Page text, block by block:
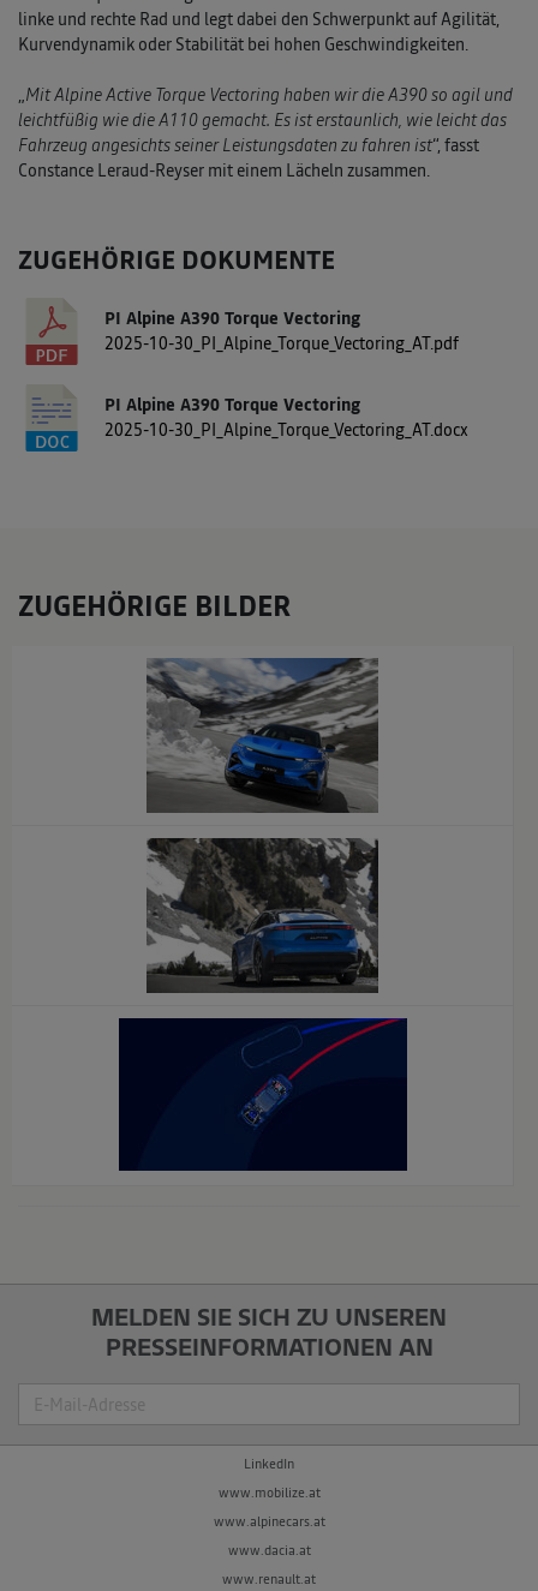
linke und rechte Rad und legt dabei den Schwerpunkt auf Agilität,
Kurvendynamik oder Stabilität bei hohen Geschwindigkeiten.
„Mit Alpine Active Torque Vectoring haben wir die A390 so agil und
leichtfüßig wie die A110 gemacht. Es ist erstaunlich, wie leicht das
Fahrzeug angesichts seiner Leistungsdaten zu fahren ist“, fasst
Constance Leraud-Reyser mit einem Lächeln zusammen.
ZUGEHÖRIGE DOKUMENTE
PI Alpine A390 Torque Vectoring
2025-10-30_PI_Alpine_Torque_Vectoring_AT.pdf
PI Alpine A390 Torque Vectoring
2025-10-30_PI_Alpine_Torque_Vectoring_AT.docx
ZUGEHÖRIGE BILDER
MELDEN SIE SICH ZU UNSEREN
PRESSEINFORMATIONEN AN
Suche
LinkedIn
www.mobilize.at
www.alpinecars.at
www.dacia.at
www.renault.at